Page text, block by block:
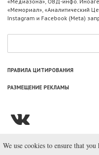
«Мемориал», «Аналитический
Instagram и Facebook (Metа)
ПРАВИЛА ЦИТИРОВАНИЯ
РАЗМЕЩЕНИЕ РЕКЛАМЫ
© ООО
We use cookies to ensure that